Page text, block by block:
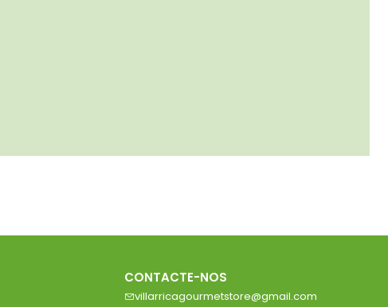
CONTACTE-NOS
villarricagourmetstore@gmail.com